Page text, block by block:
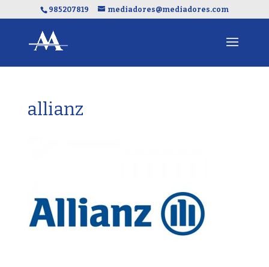
985207819 mediadores@mediadores.com
allianz